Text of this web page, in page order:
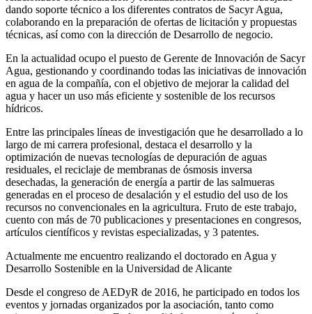
dando soporte técnico a los diferentes contratos de Sacyr Agua,
colaborando en la preparación de ofertas de licitación y propuestas
técnicas, así como con la dirección de Desarrollo de negocio.
En la actualidad ocupo el puesto de Gerente de Innovación de Sacyr
Agua, gestionando y coordinando todas las iniciativas de innovación
en agua de la compañía, con el objetivo de mejorar la calidad del
agua y hacer un uso más eficiente y sostenible de los recursos
hídricos.
Entre las principales líneas de investigación que he desarrollado a lo
largo de mi carrera profesional, destaca el desarrollo y la
optimización de nuevas tecnologías de depuración de aguas
residuales, el reciclaje de membranas de ósmosis inversa
desechadas, la generación de energía a partir de las salmueras
generadas en el proceso de desalación y el estudio del uso de los
recursos no convencionales en la agricultura. Fruto de este trabajo,
cuento con más de 70 publicaciones y presentaciones en congresos,
artículos científicos y revistas especializadas, y 3 patentes.
Actualmente me encuentro realizando el doctorado en Agua y
Desarrollo Sostenible en la Universidad de Alicante
Desde el congreso de AEDyR de 2016, he participado en todos los
eventos y jornadas organizados por la asociación, tanto como